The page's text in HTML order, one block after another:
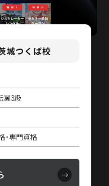
城つくば校
翼3級
・専門資格